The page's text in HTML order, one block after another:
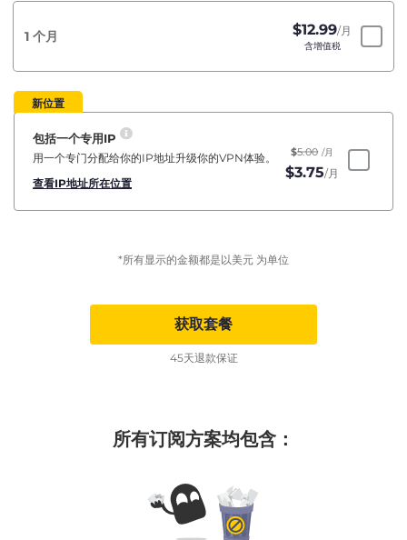
1 个月 $12.99/月
含增值税
新位置
包括一个专用IP
用一个专门分配给你的IP地址升级你的VPN体验。
查看IP地址所在位置
$5.00 /月
$3.75/月
*所有显示的金额都是以美元 为单位
获取套餐
45天退款保证
所有订阅方案均包含：